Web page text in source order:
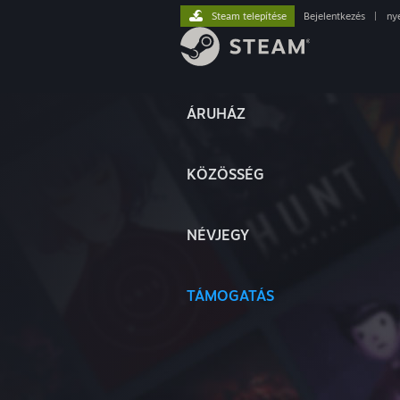
ÁRUHÁZ
KÖZÖSSÉG
NÉVJEGY
TÁMOGATÁS
Steam telepítése Bejelentkezés